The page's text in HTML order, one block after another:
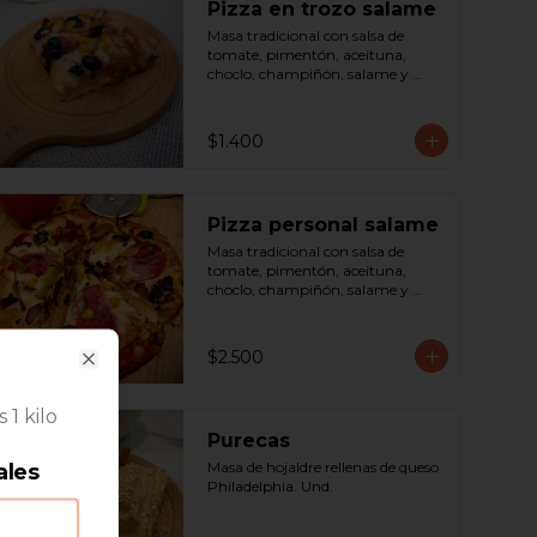
Pizza en trozo salame
Masa tradicional con salsa de
tomate, pimentón, aceituna,
choclo, champiñón, salame y
$1.400
Pizza personal salame
Masa tradicional con salsa de
tomate, pimentón, aceituna,
choclo, champiñón, salame y
$2.500
Purecas
Masa de hojaldre rellenas de queso
Philadelphia. Und.
1 kilo
Close